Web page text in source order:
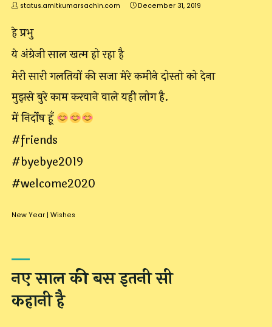
status.amitkumarsachin.com December 31, 2019
हे प्रभु
ये अंग्रेजी साल खत्म हो रहा है
मेरी सारी गलतियों की सजा मेरे कमीने दोस्तो को देना
मुझसे बुरे काम करवाने वाले यही लोग है.
में निर्दोष हूँ
#friends
#byebye2019
#welcome2020
New Year | Wishes
नए साल की बस इतनी सी
कहानी है